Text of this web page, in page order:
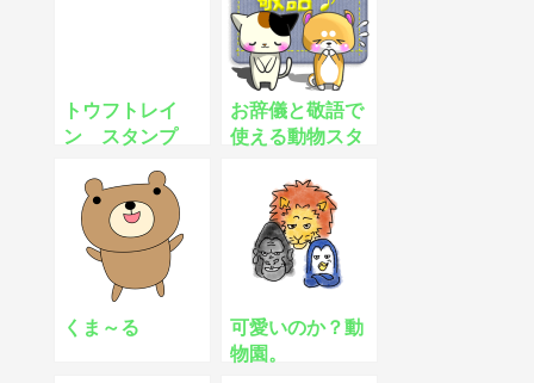
トウフトレイ
ン スタンプ
お辞儀と敬語で
使える動物スタ
くま～る
可愛いのか？動
物園。